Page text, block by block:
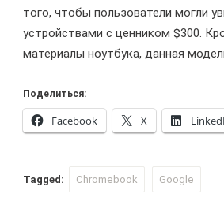
того, чтобы пользователи могли
устройствами с ценником $300.
материалы ноутбука, данная
Поделиться:
Facebook X
Tagged: Chromebook Google